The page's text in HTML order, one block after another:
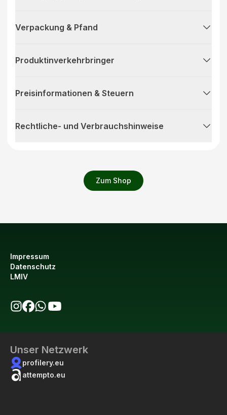
Zum Shop
Verpackung & Pfand
Produktinverkehrbringer
Preisinformationen & Steuern
Rechtliche- und Verbrauchshinweise
Impressum
Datenschutz
LMIV
Unser Netzwerk
profilery.eu
attempto.eu